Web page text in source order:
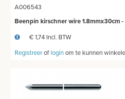
A006543
Beenpin kirschner wire 1.8mmx30cm
€ 1,74 Incl. BTW
Registreerof loginom te kunnen